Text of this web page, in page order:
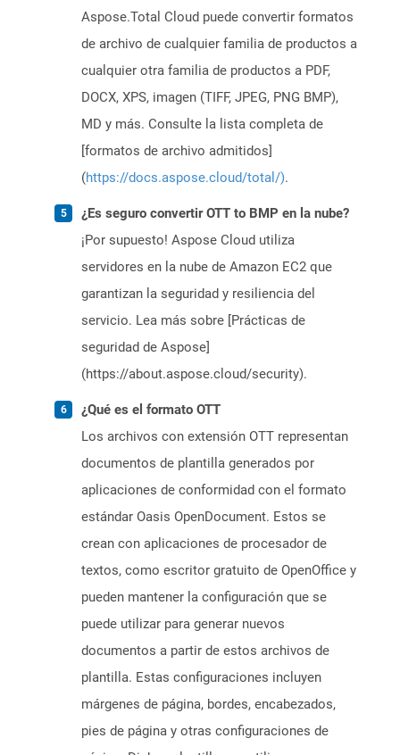
Aspose.Total Cloud puede convertir formatos
de archivo de cualquier familia de productos a
cualquier otra familia de productos a PDF,
DOCX, XPS, imagen (TIFF, JPEG, PNG BMP),
MD y más. Consulte la lista completa de
[formatos de archivo admitidos]
(https://docs.aspose.cloud/total/).
¿Es seguro convertir OTT to BMP en la nube?
¡Por supuesto! Aspose Cloud utiliza
servidores en la nube de Amazon EC2 que
garantizan la seguridad y resiliencia del
servicio. Lea más sobre [Prácticas de
seguridad de Aspose]
(https://about.aspose.cloud/security).
¿Qué es el formato OTT
Los archivos con extensión OTT representan
documentos de plantilla generados por
aplicaciones de conformidad con el formato
estándar Oasis OpenDocument. Estos se
crean con aplicaciones de procesador de
textos, como escritor gratuito de OpenOffice y
pueden mantener la configuración que se
puede utilizar para generar nuevos
documentos a partir de estos archivos de
plantilla. Estas configuraciones incluyen
márgenes de página, bordes, encabezados,
pies de página y otras configuraciones de